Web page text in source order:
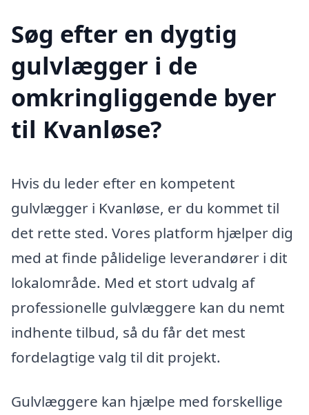
Søg efter en dygtig
gulvlægger i de
omkringliggende byer
til Kvanløse?
Hvis du leder efter en kompetent
gulvlægger i Kvanløse, er du kommet til
det rette sted. Vores platform hjælper dig
med at finde pålidelige leverandører i dit
lokalområde. Med et stort udvalg af
professionelle gulvlæggere kan du nemt
indhente tilbud, så du får det mest
fordelagtige valg til dit projekt.
Gulvlæggere kan hjælpe med forskellige